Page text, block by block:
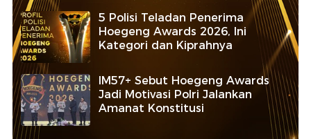
5 Polisi Teladan Penerima
Hoegeng Awards 2026, Ini
Kategori dan Kiprahnya
IM57+ Sebut Hoegeng Awards
Jadi Motivasi Polri Jalankan
Amanat Konstitusi